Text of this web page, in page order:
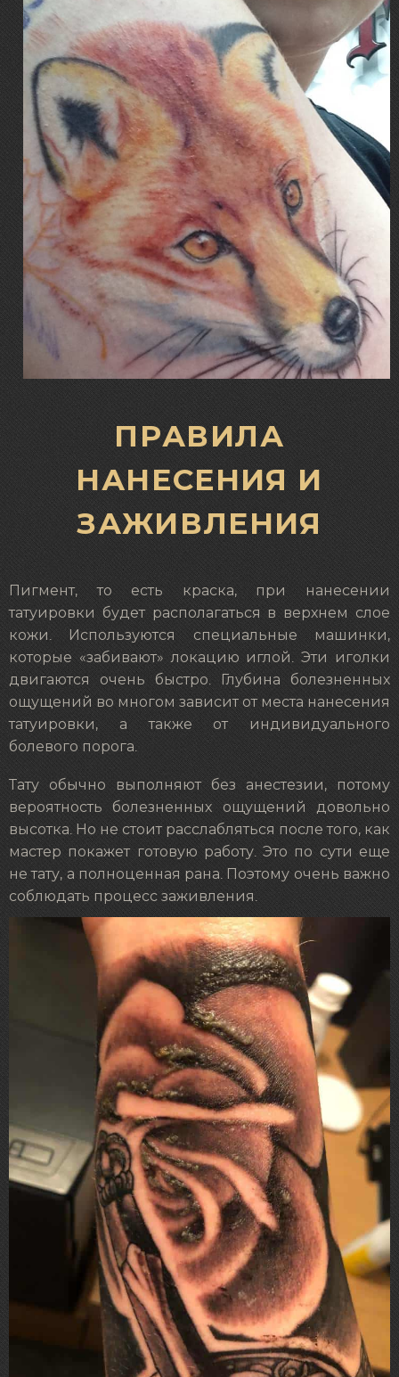
ПРАВИЛА
НАНЕСЕНИЯ И
ЗАЖИВЛЕНИЯ
Пигмент, то есть краска, при нанесении
татуировки будет располагаться в верхнем слое
кожи. Используются специальные машинки,
которые «забивают» локацию иглой. Эти иголки
двигаются очень быстро. Глубина болезненных
ощущений во многом зависит от места нанесения
татуировки, а также от индивидуального
болевого порога.
Тату обычно выполняют без анестезии, потому
вероятность болезненных ощущений довольно
высотка. Но не стоит расслабляться после того, как
мастер покажет готовую работу. Это по сути еще
не тату, а полноценная рана. Поэтому очень важно
соблюдать процесс заживления.